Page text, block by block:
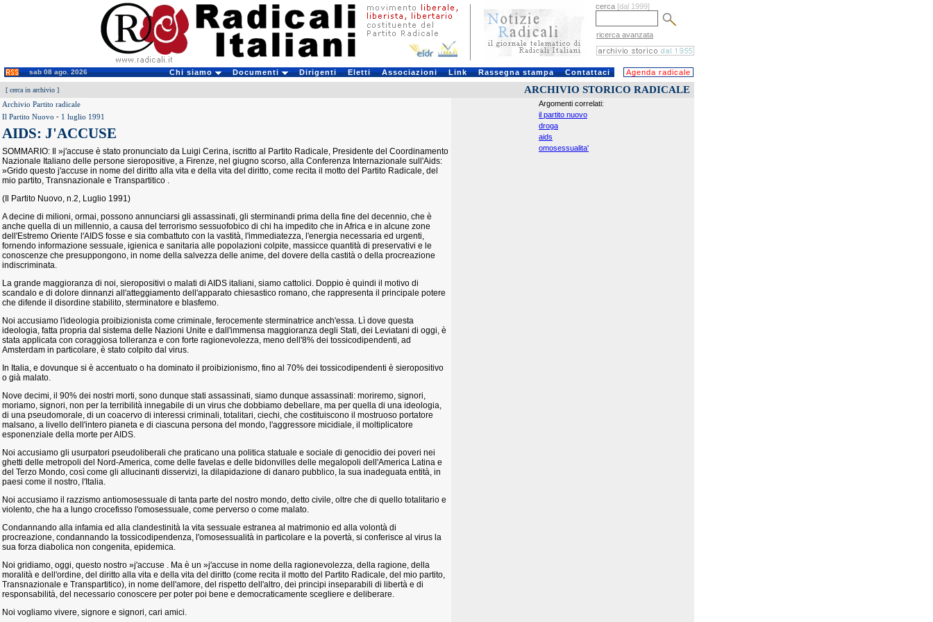
cerca [dal 1999]
ricerca avanzata
sab 08 ago. 2026 Chi siamo Documenti Dirigenti Eletti Associazioni Link Rassegna stampa Contattaci Agenda radicale
[ cerca in archivio ] ARCHIVIO STORICO RADICALE
Archivio Partito radicale
Il Partito Nuovo - 1 luglio 1991
AIDS: J'ACCUSE
SOMMARIO: Il »j'accuse è stato pronunciato da Luigi Cerina, iscritto al Partito Radicale, Presidente del Coordinamento
Nazionale Italiano delle persone sieropositive, a Firenze, nel giugno scorso, alla Conferenza Internazionale sull'Aids:
»Grido questo j'accuse in nome del diritto alla vita e della vita del diritto, come recita il motto del Partito Radicale, del
mio partito, Transnazionale e Transpartitico .
(Il Partito Nuovo, n.2, Luglio 1991)
A decine di milioni, ormai, possono annunciarsi gli assassinati, gli sterminandi prima della fine del decennio, che è
anche quella di un millennio, a causa del terrorismo sessuofobico di chi ha impedito che in Africa e in alcune zone
dell'Estremo Oriente l'AIDS fosse e sia combattuto con la vastità, l'immediatezza, l'energia necessaria ed urgenti,
fornendo informazione sessuale, igienica e sanitaria alle popolazioni colpite, massicce quantità di preservativi e le
conoscenze che presuppongono, in nome della salvezza delle anime, del dovere della castità o della procreazione
indiscriminata.
La grande maggioranza di noi, sieropositivi o malati di AIDS italiani, siamo cattolici. Doppio è quindi il motivo di
scandalo e di dolore dinnanzi all'atteggiamento dell'apparato chiesastico romano, che rappresenta il principale potere
che difende il disordine stabilito, sterminatore e blasfemo.
Noi accusiamo l'ideologia proibizionista come criminale, ferocemente sterminatrice anch'essa. Lì dove questa
ideologia, fatta propria dal sistema delle Nazioni Unite e dall'immensa maggioranza degli Stati, dei Leviatani di oggi, è
stata applicata con coraggiosa tolleranza e con forte ragionevolezza, meno dell'8% dei tossicodipendenti, ad
Amsterdam in particolare, è stato colpito dal virus.
In Italia, e dovunque si è accentuato o ha dominato il proibizionismo, fino al 70% dei tossicodipendenti è sieropositivo
o già malato.
Nove decimi, il 90% dei nostri morti, sono dunque stati assassinati, siamo dunque assassinati: moriremo, signori,
moriamo, signori, non per la terribilità innegabile di un virus che dobbiamo debellare, ma per quella di una ideologia,
di una pseudomorale, di un coacervo di interessi criminali, totalitari, ciechi, che costituiscono il mostruoso portatore
malsano, a livello dell'intero pianeta e di ciascuna persona del mondo, l'aggressore micidiale, il moltiplicatore
esponenziale della morte per AIDS.
Noi accusiamo gli usurpatori pseudoliberali che praticano una politica statuale e sociale di genocidio dei poveri nei
ghetti delle metropoli del Nord-America, come delle favelas e delle bidonvilles delle megalopoli dell'America Latina e
del Terzo Mondo, così come gli allucinanti disservizi, la dilapidazione di danaro pubblico, la sua inadeguata entità, in
paesi come il nostro, l'Italia.
Noi accusiamo il razzismo antiomosessuale di tanta parte del nostro mondo, detto civile, oltre che di quello totalitario e
violento, che ha a lungo crocefisso l'omosessuale, come perverso o come malato.
Condannando alla infamia ed alla clandestinità la vita sessuale estranea al matrimonio ed alla volontà di
procreazione, condannando la tossicodipendenza, l'omosessualità in particolare e la povertà, si conferisce al virus la
sua forza diabolica non congenita, epidemica.
Noi gridiamo, oggi, questo nostro »j'accuse . Ma è un »j'accuse in nome della ragionevolezza, della ragione, della
moralità e dell'ordine, del diritto alla vita e della vita del diritto (come recita il motto del Partito Radicale, del mio partito,
Transnazionale e Transpartitico), in nome dell'amore, del rispetto dell'altro, dei principi inseparabili di libertà e di
responsabilità, del necessario conoscere per poter poi bene e democraticamente scegliere e deliberare.
Noi vogliamo vivere, signore e signori, cari amici.
Argomenti correlati:
il partito nuovo
droga
aids
omosessualita'